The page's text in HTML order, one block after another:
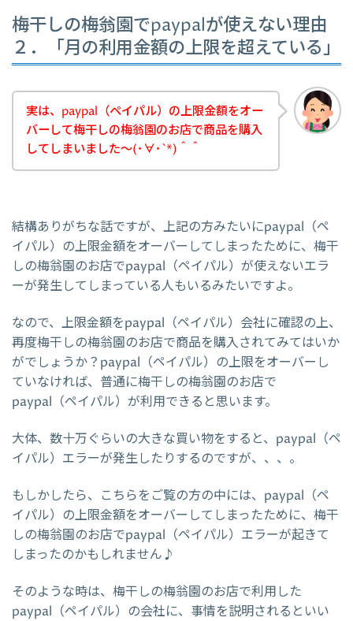
梅干しの梅翁園でpaypalが使えない理由
２．「月の利用金額の上限を超えている」
実は、paypal（ペイパル）の上限金額をオー
バーして梅干しの梅翁園のお店で商品を購入
してしまいました～(･∀･`*)＾＾
結構ありがちな話ですが、上記の方みたいにpaypal（ペ
イパル）の上限金額をオーバーしてしまったために、梅干
しの梅翁園のお店でpaypal（ペイパル）が使えないエラ
ーが発生してしまっている人もいるみたいですよ。
なので、上限金額をpaypal（ペイパル）会社に確認の上、
再度梅干しの梅翁園のお店で商品を購入されてみてはいか
がでしょうか？paypal（ペイパル）の上限をオーバーし
ていなければ、普通に梅干しの梅翁園のお店で
paypal（ペイパル）が利用できると思います。
大体、数十万ぐらいの大きな買い物をすると、paypal（ペ
イパル）エラーが発生したりするのですが、、、。
もしかしたら、こちらをご覧の方の中には、paypal（ペ
イパル）の上限金額をオーバーしてしまったために、梅干
しの梅翁園のお店でpaypal（ペイパル）エラーが起きて
しまったのかもしれません♪
そのような時は、梅干しの梅翁園のお店で利用した
paypal（ペイパル）の会社に、事情を説明されるといい